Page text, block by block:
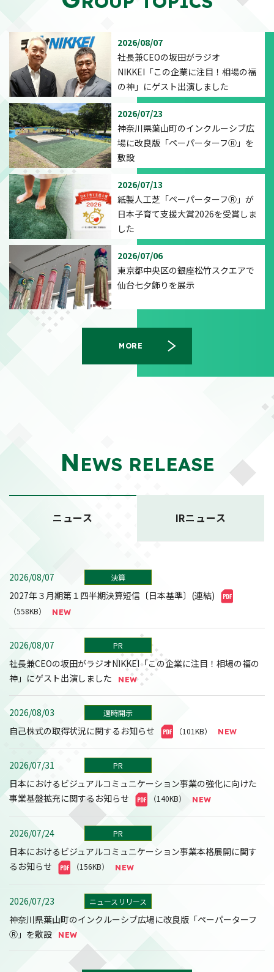
MORE
2026/08/07
社長兼CEOの坂田がラジオ
NIKKEI「この企業に注目！相場の福
の神」にゲスト出演しました
2026/07/23
神奈川県葉山町のインクルーシブ広
場に改良版「ペーパーターフⓇ」を
敷設
2026/07/13
紙製人工芝「ペーパーターフⓇ」が
日本子育て支援大賞2026を受賞しま
した
2026/07/06
東京都中央区の銀座松竹スクエアで
仙台七夕飾りを展示
NEWS RELEASE
ニュース IRニュース
2026/08/07 決算
2027年３月期第１四半期決算短信〔日本基準〕(連結)
（558KB）
2026/08/07 PR
社長兼CEOの坂田がラジオNIKKEI「この企業に注目！相場の福の
神」にゲスト出演しました
2026/08/03 適時開示
自己株式の取得状況に関するお知らせ （101KB）
2026/07/31 PR
日本におけるビジュアルコミュニケーション事業の強化に向けた
事業基盤拡充に関するお知らせ
（140KB）
2026/07/24 PR
日本におけるビジュアルコミュニケーション事業本格展開に関す
るお知らせ
（156KB）
2026/07/23 ニュースリリース
神奈川県葉山町のインクルーシブ広場に改良版「ペーパーターフ
Ⓡ」を敷設